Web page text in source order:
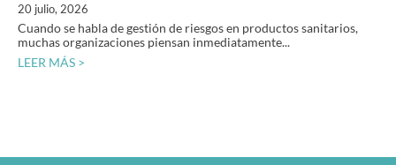
20 julio, 2026
Cuando se habla de gestión de riesgos en productos sanitarios,
muchas organizaciones piensan inmediatamente...
LEER MÁS >